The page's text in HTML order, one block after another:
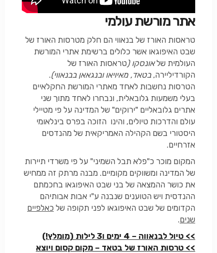
אתר מורשת עולמי
טראסות האורז של בנאווי הם חלק מטרסות האורז של
שבט האיפוגאו אשר כלולים ברשימת אתרי המורשת
העולמית שלאונסקו (טראסות האורז של
הקורדיליירה,בטאד, מאיויאו ובנגאאן בבנאווי).
הטרסות נחשבות לאחד מאתרי המורשת החקלאיים
בעלי משמעות גלובאלית, ונבחרו לאחד מתוך שני
אתרים גלובאליים "ירוקים" של המדינה על פי מטיילי
עולם והדרכות טיולים, והינו הזוכה בפרס בינלאומי
היסטורי בשם הקהילה האמריקאית של מהנדסים
אזרחיים.
המקום מוכר כ"פלא תבל השמיני" על פי משרדי תיירות
של המדינה ומשווקים מקומיים. מבנה מרתק זה ממחיש
את כושר ההמצאה של בני שבט האיפוגאו בחכמתם
ההנדסית ויש הטוענים שנבנה ע"י אבות אבותיהם
הקדומים של שבט האיפוגאו לפני תקופה של כאלפיים
שנים.
>> טיול לבנאווה – 4 ימים ו3 לילות (מומלץ!)
>> טרסות האורז של בטאד – מקום קסום ויוצא